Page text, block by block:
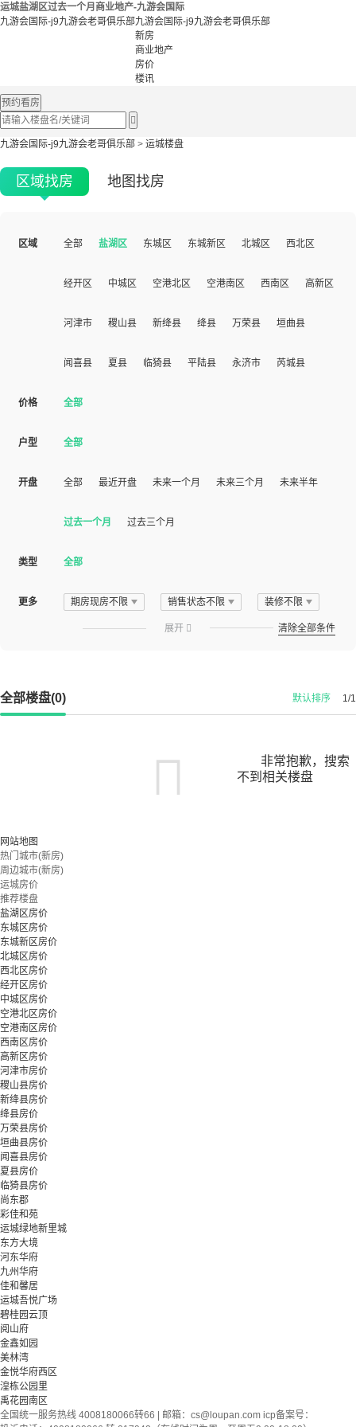
运城盐湖区过去一个月商业地产-九游会国际
九游会国际-j9九游会老哥俱乐部九游会国际-j9九游会老哥俱乐部
新房
商业地产
房价
楼讯
预约看房

九游会国际-j9九游会老哥俱乐部 > 运城楼盘
区域找房 地图找房
区域 全部 盐湖区 东城区 东城新区 北城区 西北区
经开区 中城区 空港北区 空港南区 西南区 高新区
河津市 稷山县 新绛县 绛县 万荣县 垣曲县
闻喜县 夏县 临猗县 平陆县 永济市 芮城县
价格 全部
户型 全部
开盘 全部 最近开盘 未来一个月 未来三个月 未来半年
过去一个月 过去三个月
类型 全部
更多 期房现房不限 销售状态不限 装修不限
展开  清除全部条件
全部楼盘(0) 1/1
默认排序
非常抱歉，搜索
不到相关楼盘
网站地图
热门城市(新房)
周边城市(新房)
运城房价
推荐楼盘
盐湖区房价
东城区房价
东城新区房价
北城区房价
西北区房价
经开区房价
中城区房价
空港北区房价
空港南区房价
西南区房价
高新区房价
河津市房价
稷山县房价
新绛县房价
绛县房价
万荣县房价
垣曲县房价
闻喜县房价
夏县房价
临猗县房价
尚东郡
彩佳和苑
运城绿地新里城
东方大境
河东华府
九州华府
佳和馨居
运城吾悦广场
碧桂园云顶
阅山府
金鑫如园
美林湾
金悦华府西区
湟栋公园里
禹花园南区
全国统一服务热线 4008180066转66 | 邮箱： cs@loupan.com icp备案号：